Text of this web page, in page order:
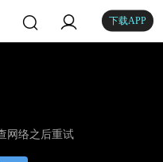
下载APP
网络之后重试